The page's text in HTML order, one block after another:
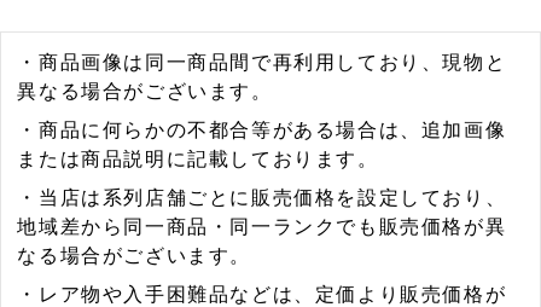
・商品画像は同一商品間で再利用しており、現物と
異なる場合がございます。
・商品に何らかの不都合等がある場合は、追加画像
または商品説明に記載しております。
・当店は系列店舗ごとに販売価格を設定しており、
地域差から同一商品・同一ランクでも販売価格が異
なる場合がございます。
・レア物や入手困難品などは、定価より販売価格が